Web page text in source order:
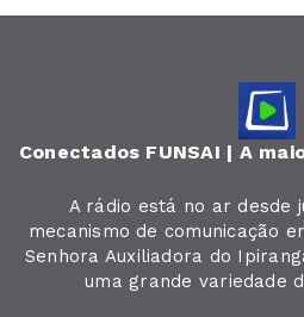
Conectados FUNSAI | A
A rádio está no ar desde
mecanismo de comunicação
Senhora Auxiliadora do
uma grande variedade